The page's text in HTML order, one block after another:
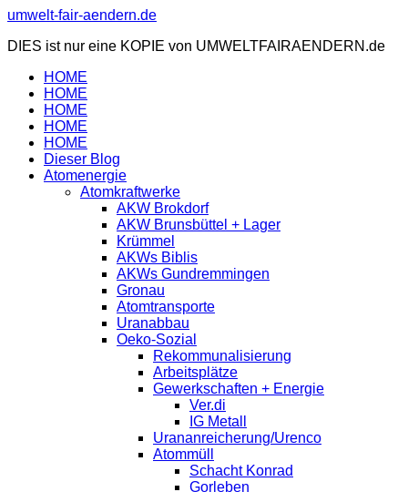
Zum
springen
umwelt-fair-aendern.de
DIES ist nur eine KOPIE von UMWELTFAIRAENDERN.de
HOME
HOME
HOME
HOME
HOME
Dieser Blog
Atomenergie
Atomkraftwerke
AKW Brokdorf
AKW Brunsbüttel + Lager
Krümmel
AKWs Biblis
AKWs Gundremmingen
Gronau
Atomtransporte
Uranabbau
Oeko-Sozial
Rekommunalisierung
Arbeitsplätze
Gewerkschaften + Energie
Ver.di
IG Metall
Urananreicherung/Urenco
Atommüll
Schacht Konrad
Gorleben